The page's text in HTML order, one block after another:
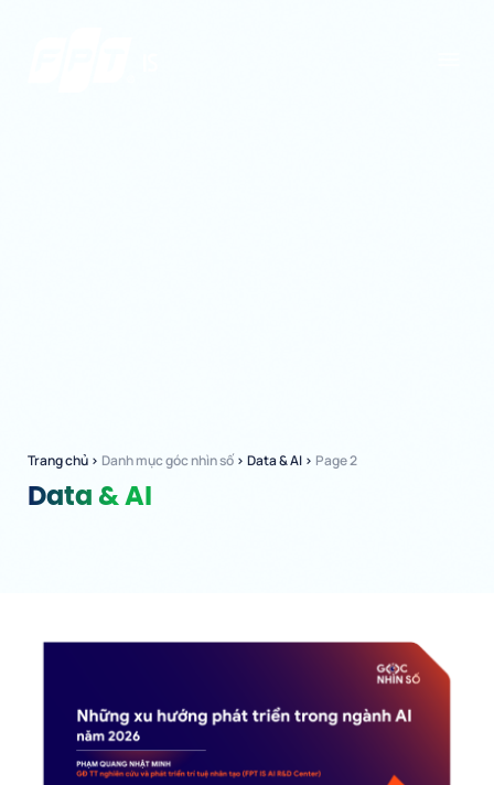
Trang chủ › Danh mục góc nhìn số › Data & AI › Page 2
Data & AI